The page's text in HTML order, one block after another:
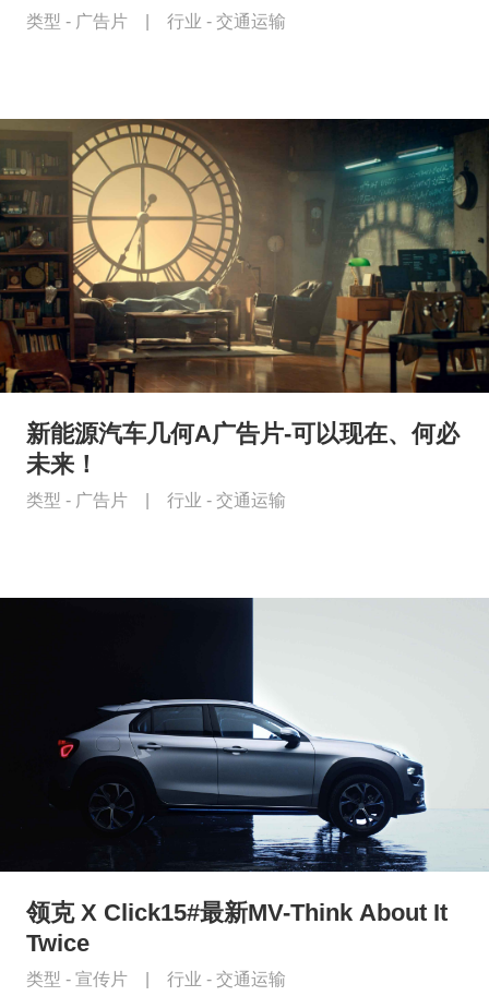
类型 - 广告片 行业 - 交通运输
新能源汽车几何A广告片-可以现在、何必
未来！
类型 - 广告片 行业 - 交通运输
领克 X Click15#最新MV-Think About It
Twice
类型 - 宣传片 行业 - 交通运输